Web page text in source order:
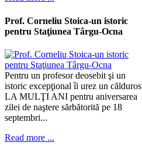
Prof. Corneliu Stoica-un istoric
pentru Staţiunea Târgu-Ocna
Pentru un profesor deosebit şi un
istoric excepţional îi urez un călduros
LA MULŢI ANI pentru aniversarea
zilei de naştere sărbătorită pe 18
septembri...
Read more ...